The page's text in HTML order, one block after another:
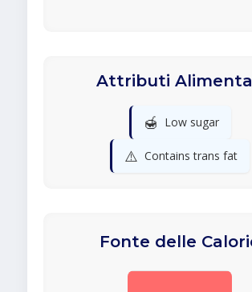
Attributi
🍯 Low sugar
⚠️ Contains trans fat
Fonte delle